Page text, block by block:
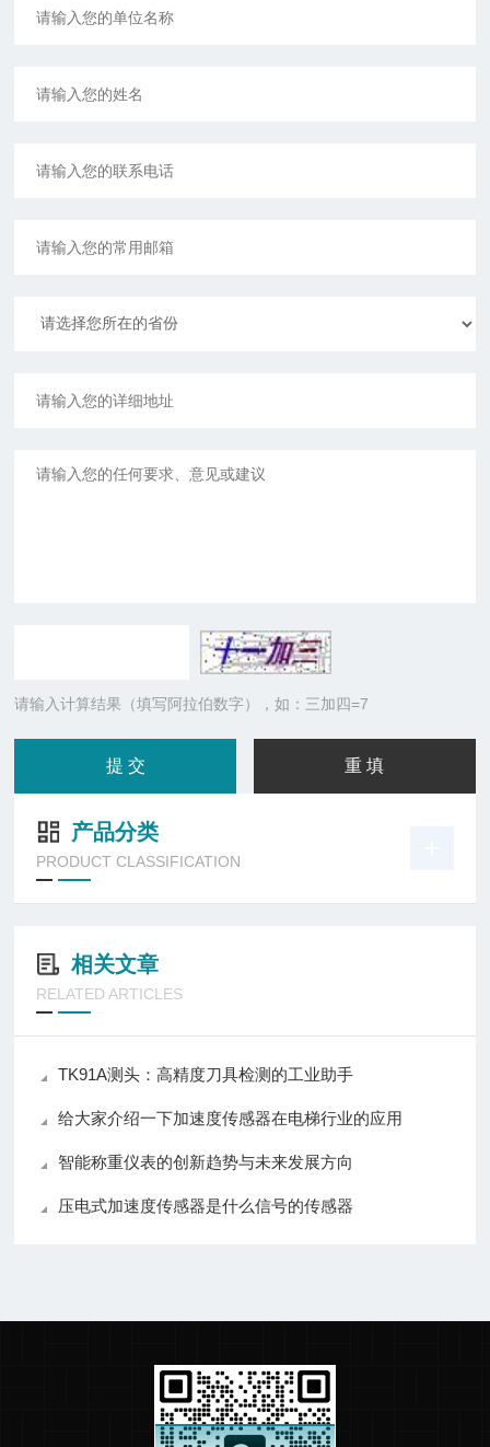
请输入计算结果（填写阿拉伯数字），如：三加四=7
产品分类
PRODUCT CLASSIFICATION
相关文章
RELATED ARTICLES
TK91A测头：高精度刀具检测的工业助手
给大家介绍一下加速度传感器在电梯行业的应用
智能称重仪表的创新趋势与未来发展方向
压电式加速度传感器是什么信号的传感器